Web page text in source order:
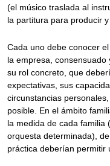
(el músico traslada al
la partitura para producir
Cada uno debe conocer
la empresa,
su rol concreto, que
expectativas, sus
circunstancias
posible. En el ámbito
la medida de cada familia
orquesta determinada),
práctica deberían permitir